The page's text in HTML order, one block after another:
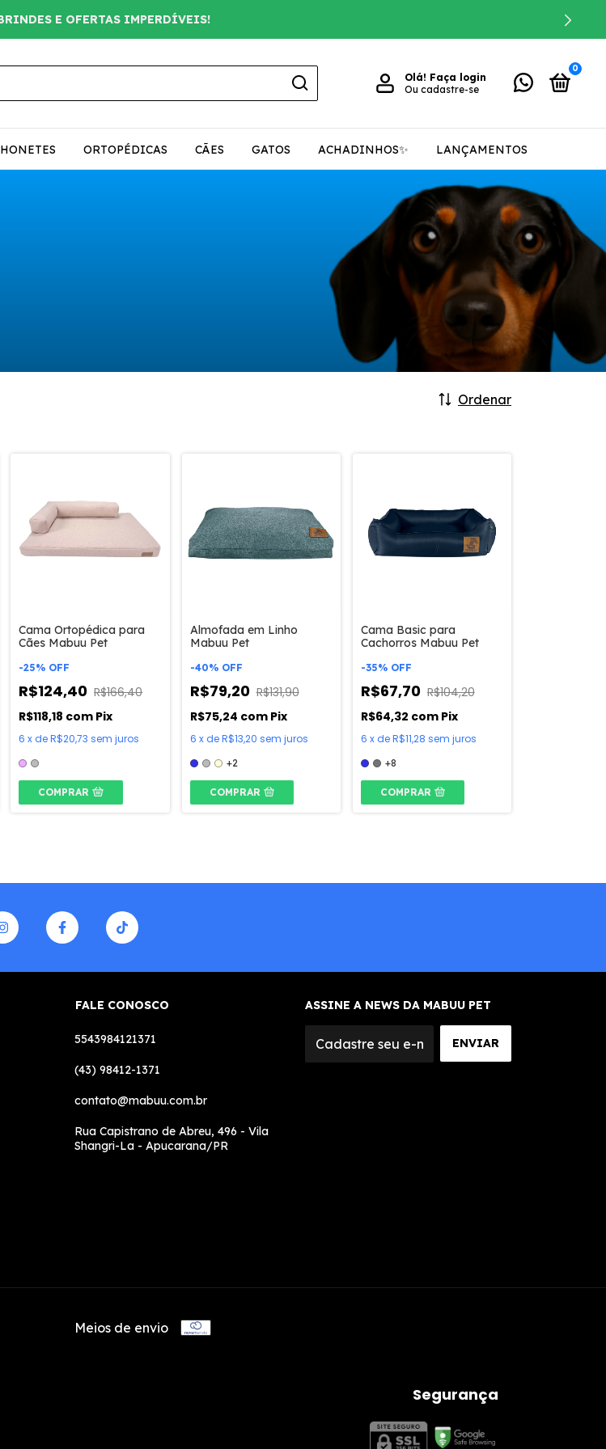
E OFERTAS IMPERDÍVEIS!
Olá! Faça login
Ou cadastre-se
0
ORTOPÉDICAS CÃES GATOS ACHADINHOS✨ LANÇAMENTOS
Ordenar
Cama Ortopédica para
Cães Mabuu Pet
-25% OFF
R$124,40 R$166,40
R$118,18 com Pix
6 x deR$20,73 sem juros
COMPRAR
Almofada em Linho
Mabuu Pet
-40% OFF
R$79,20 R$131,90
R$75,24 com Pix
6 x deR$13,20 sem juros
+2
COMPRAR
Cama Basic para
Cachorros Mabuu Pet
-35% OFF
R$67,70 R$104,20
R$64,32 com Pix
6 x deR$11,28 sem juros
+8
COMPRAR
FALE CONOSCO
5543984121371
(43) 98412-1371
contato@mabuu.com.br
Rua Capistrano de Abreu, 496 - Vila
Shangri-La - Apucarana/PR
ASSINE A NEWS DA MABUU PET
Meios de envio
Segurança